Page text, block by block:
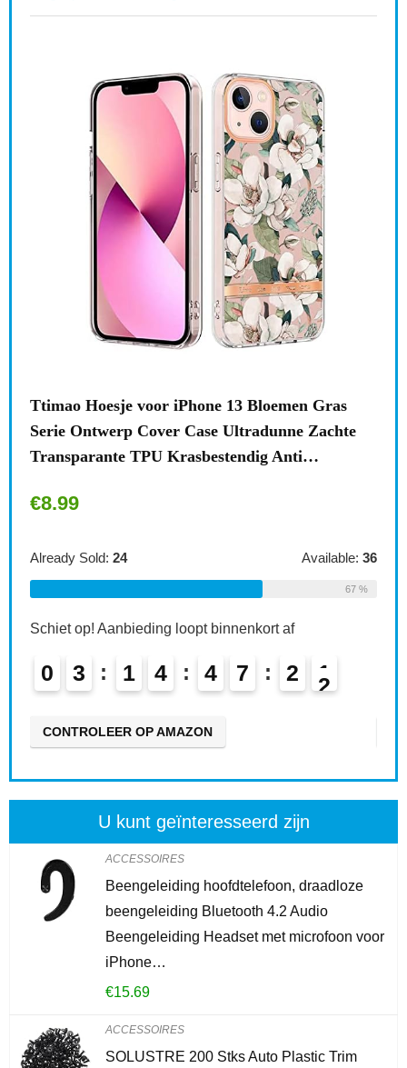
Ttimao Hoesje voor iPhone 13 Bloemen Gras
Serie Ontwerp Cover Case Ultradunne Zachte
Transparante TPU Krasbestendig Anti…
€8.99
Already Sold: 24 Available: 36
67 %
Schiet op! Aanbieding loopt binnenkort af
0 3 1 4 4 7 2 0
CONTROLEER OP AMAZON
U kunt geïnteresseerd zijn
ACCESSOIRES
Beengeleiding hoofdtelefoon, draadloze
beengeleiding Bluetooth 4.2 Audio
Beengeleiding Headset met microfoon voor
iPhone…
€15.69
ACCESSOIRES
SOLUSTRE 200 Stks Auto Plastic Trim